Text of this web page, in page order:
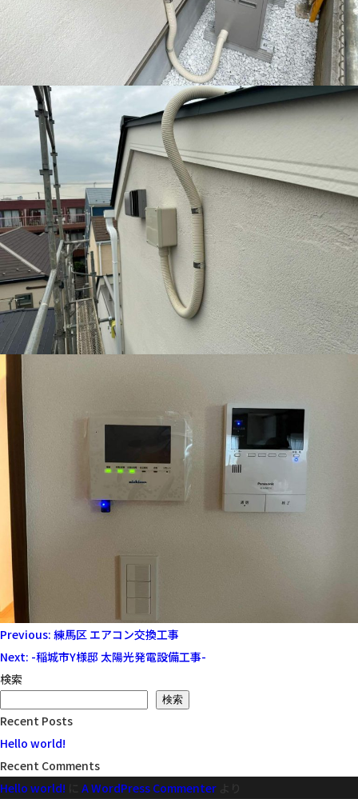
投
稿
ナ
ゲ
ー
シ
ョ
Previous: 練馬区 エアコン交換工事
Next: -稲城市Y様邸 太陽光発電設備工事-
検索
検索
Recent Posts
Hello world!
Recent Comments
Hello world! に A WordPress Commenter より